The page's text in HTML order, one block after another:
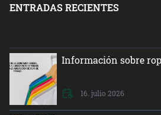
ENTRADAS RECIENTES
Información sobre
16. julio 2026